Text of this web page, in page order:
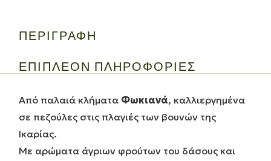
ΠΕΡΙΓΡΑΦΉ
ΕΠΙΠΛΈΟΝ ΠΛΗΡΟΦΟΡΊΕΣ
Από παλαιά κλήματα Φωκιανά, καλλιεργημένα
σε πεζούλες στις πλαγιές των βουνών της
Ικαρίας.
Με αρώματα άγριων φρούτων του δάσους και